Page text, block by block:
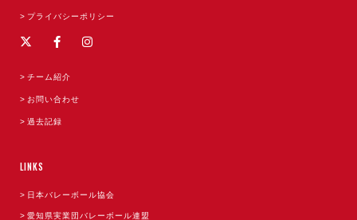
プライバシーポリシー
チーム紹介
お問い合わせ
過去記録
LINKS
日本バレーボール協会
愛知県実業団バレーボール連盟